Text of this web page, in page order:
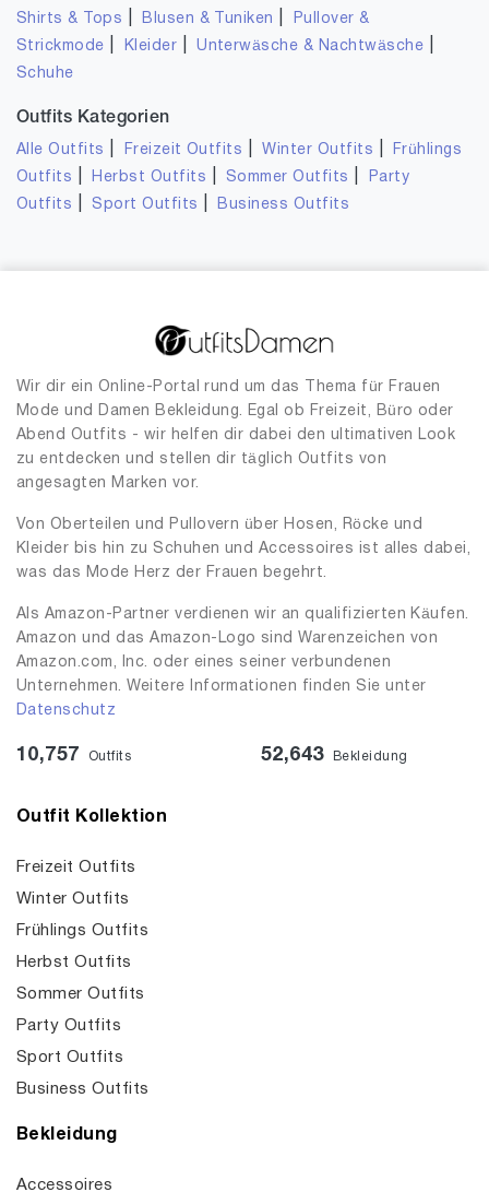
Shirts & Tops Blusen & Tuniken
Pullover &
Strickmode
Kleider |Unterwäsche & Nachtwäsche
Schuhe
Outfits Kategorien
Alle Outfits Freizeit Outfits |Winter Outfits
Frühlings
Outfits
Herbst Outfits Sommer Outfits
Party
Outfits
Sport Outfits Business Outfits
Wir dir ein Online-Portal rund um das Thema für Frauen
Mode und Damen Bekleidung. Egal ob Freizeit, Büro oder
Abend Outfits - wir helfen dir dabei den ultimativen Look
zu entdecken und stellen dir täglich Outfits von
angesagten Marken vor.
Von Oberteilen und Pullovern über Hosen, Röcke und
Kleider bis hin zu Schuhen und Accessoires ist alles dabei,
was das Mode Herz der Frauen begehrt.
Als Amazon-Partner verdienen wir an qualifizierten Käufen.
Amazon und das Amazon-Logo sind Warenzeichen von
Amazon.com, Inc. oder eines seiner verbundenen
Unternehmen. Weitere Informationen finden Sie unter
Datenschutz
10,757 Outfits 52,643 Bekleidung
Outfit Kollektion
Freizeit Outfits
Winter Outfits
Frühlings Outfits
Herbst Outfits
Sommer Outfits
Party Outfits
Sport Outfits
Business Outfits
Bekleidung
Accessoires